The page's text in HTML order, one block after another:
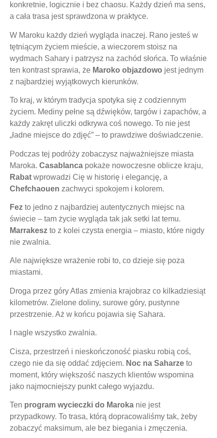
konkretnie, logicznie i bez chaosu. Każdy dzień ma sens,
a cała trasa jest sprawdzona w praktyce.
W Maroku każdy dzień wygląda inaczej. Rano jesteś w
tętniącym życiem mieście, a wieczorem stoisz na
wydmach Sahary i patrzysz na zachód słońca. To właśnie
ten kontrast sprawia, że Maroko objazdowo jest jednym
z najbardziej wyjątkowych kierunków.
To kraj, w którym tradycja spotyka się z codziennym
życiem. Mediny pełne są dźwięków, targów i zapachów, a
każdy zakręt uliczki odkrywa coś nowego. To nie jest
„ładne miejsce do zdjęć” – to prawdziwe doświadczenie.
Podczas tej podróży zobaczysz najważniejsze miasta
Maroka. Casablanca pokaże nowoczesne oblicze kraju,
Rabat wprowadzi Cię w historię i elegancję, a
Chefchaouen zachwyci spokojem i kolorem.
Fez to jedno z najbardziej autentycznych miejsc na
świecie – tam życie wygląda tak jak setki lat temu.
Marrakesz to z kolei czysta energia – miasto, które nigdy
nie zwalnia.
Ale największe wrażenie robi to, co dzieje się poza
miastami.
Droga przez góry Atlas zmienia krajobraz co kilkadziesiąt
kilometrów. Zielone doliny, surowe góry, pustynne
przestrzenie. Aż w końcu pojawia się Sahara.
I nagle wszystko zwalnia.
Cisza, przestrzeń i nieskończoność piasku robią coś,
czego nie da się oddać zdjęciem. Noc na Saharze to
moment, który większość naszych klientów wspomina
jako najmocniejszy punkt całego wyjazdu.
Ten program wycieczki do Maroka nie jest
przypadkowy. To trasa, którą dopracowaliśmy tak, żeby
zobaczyć maksimum, ale bez biegania i zmęczenia.